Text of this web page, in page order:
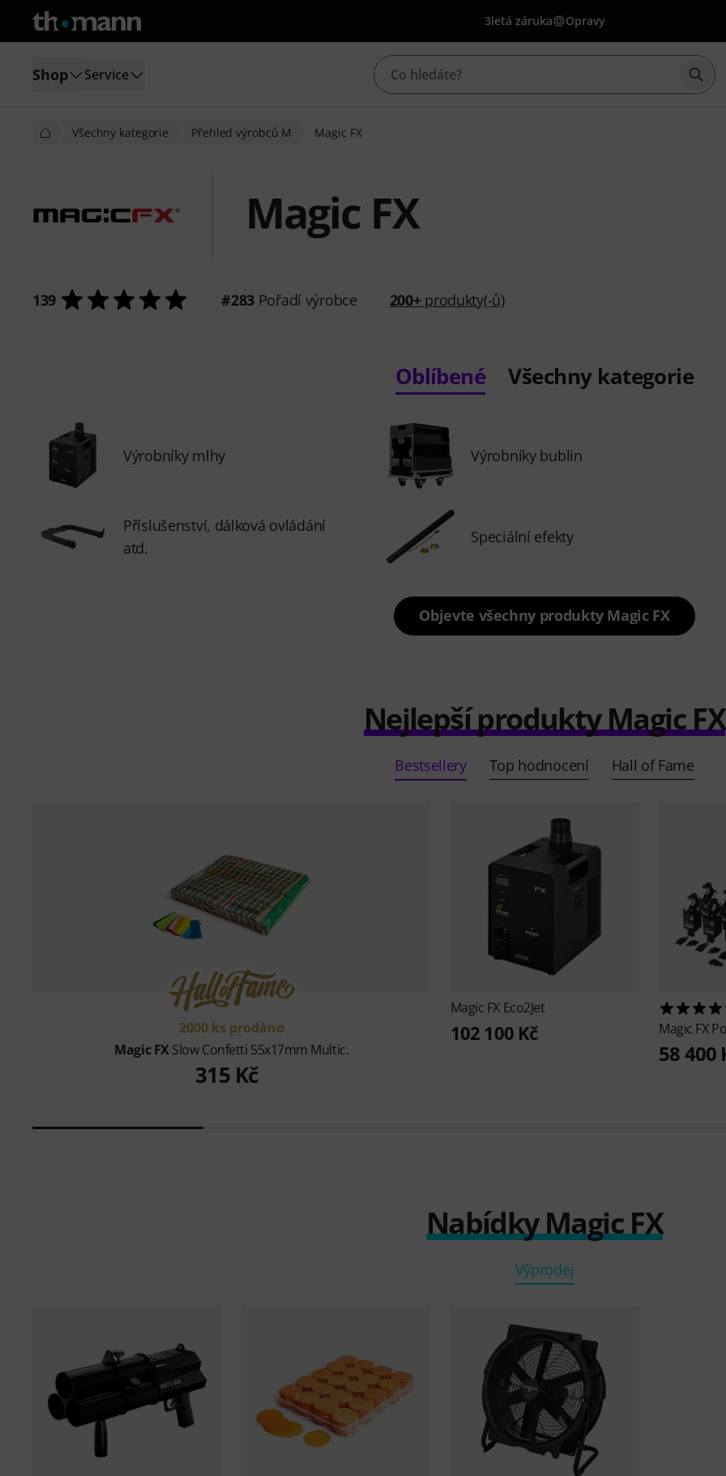
3letá záruka Opravy
Shop Service
Všechny kategorie Přehled výrobců M Magic FX
Magic FX
139 #283Pořadí výrobce 200+produkty(-ů)
Oblíbené Všechny kategorie
Výrobníky mlhy Výrobníky bublin
Příslušenství, dálková ovládání
atd.
Speciální efekty
Objevte všechny produkty Magic FX
Nejlepší produkty Magic FX
Bestsellery Top hodnocení Hall of Fame
2000 ks prodáno
Magic FXSlow Confetti 55x17mm Multic.
315 Kč
Magic FX Eco2Jet
102 100 Kč
Magic FX
58 400
Nabídky Magic FX
Výprodej